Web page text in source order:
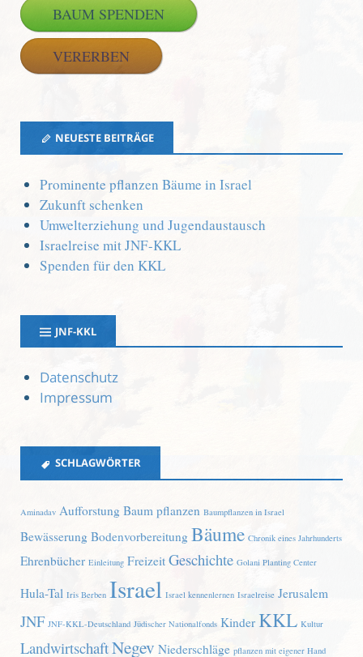
BAUM SPENDEN
VERERBEN
NEUESTE BEITRÄGE
Prominente pflanzen Bäume in Israel
Zukunft schenken
Umwelterziehung und Jugendaustausch
Israelreise mit JNF-KKL
Spenden für den KKL
JNF-KKL
Datenschutz
Impressum
SCHLAGWÖRTER
Aminadav Aufforstung Baum pflanzen Baumpflanzen in Israel
Bewässerung Bodenvorbereitung Bäume Chronik eines Jahrhunderts
Ehrenbücher Einleitung Freizeit Geschichte Golani Planting Center
Hula-Tal Iris Berben Israel Israel kennenlernen Israelreise Jerusalem
JNF JNF-KKL-Deutschland Jüdischer Nationalfonds Kinder KKL Kultur
LandwirtschaftNegev Niederschläge pflanzen mit eigener Hand